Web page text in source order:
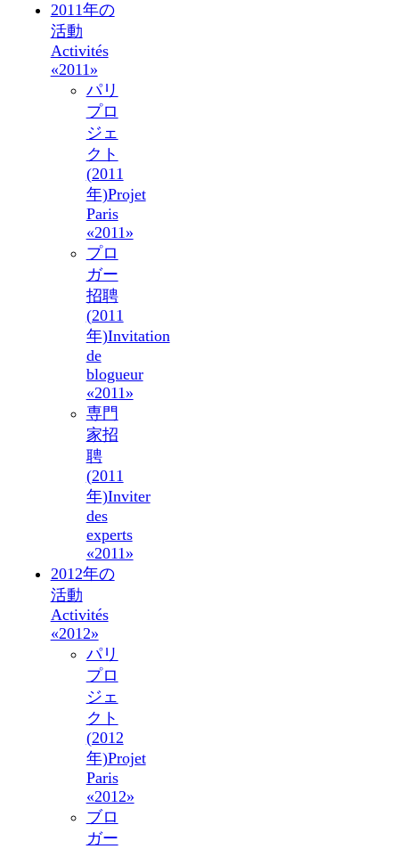
2011年の
活動
Activités
«2011»
パリ
プロ
ジェ
クト
(2011
年)Projet
Paris
«2011»
プロ
ガー
招聘
(2011
年)Invitation
de
blogueur
«2011»
専門
家招
聘
(2011
年)Inviter
des
experts
«2011»
2012年の
活動
Activités
«2012»
パリ
プロ
ジェ
クト
(2012
年)Projet
Paris
«2012»
ブロ
ガー